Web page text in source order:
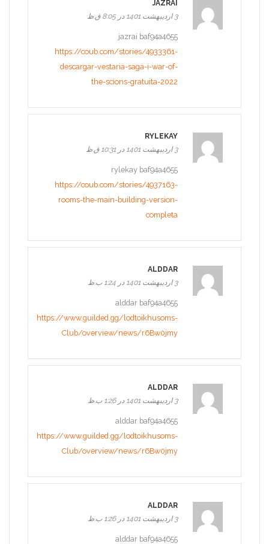
JAZRAI
3 اردیبهشت 1401 در 8:05 ق.ظ
jazrai baf94a4655
https://coub.com/stories/4933361-
descargar-vestaria-saga-i-war-of-
the-scions-gratuita-2022
RYLEKAY
3 اردیبهشت 1401 در 10:31 ق.ظ
rylekay baf94a4655
https://coub.com/stories/4937163-
rooms-the-main-building-version-
completa
ALDDAR
3 اردیبهشت 1401 در 1:24 ب.ظ
alddar baf94a4655
https://www.guilded.gg/lodtoikhusoms-
Club/overview/news/r6Bw0jmy
ALDDAR
3 اردیبهشت 1401 در 1:26 ب.ظ
alddar baf94a4655
https://www.guilded.gg/lodtoikhusoms-
Club/overview/news/r6Bw0jmy
ALDDAR
3 اردیبهشت 1401 در 1:26 ب.ظ
alddar baf94a4655